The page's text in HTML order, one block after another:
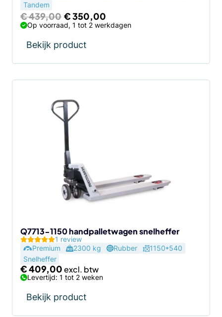
Tandem
€439,00 Oorspronkelijke
prijs
was:
€ 439,00.
€350,00
prijs
Op voorraad, 1 tot 2 werkdagen
Bekijk product
Q7713-1150 handpalletwagen snelheffer
1 review
Premium
2300 kg Rubber
1150*540
Snelheffer
€409,00
Levertijd: 1 tot 2 weken
Bekijk product